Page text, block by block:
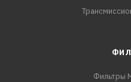
Фильтры